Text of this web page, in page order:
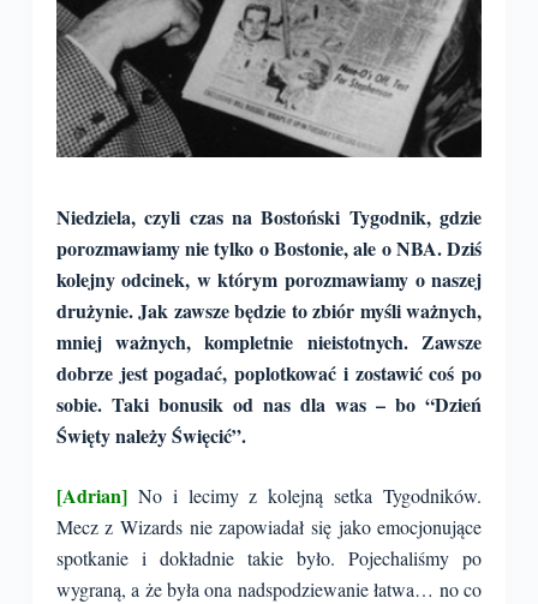
Niedziela, czyli czas na Bostoński Tygodnik, gdzie
porozmawiamy nie tylko o Bostonie, ale o NBA. Dziś
kolejny odcinek, w którym porozmawiamy o naszej
drużynie. Jak zawsze będzie to zbiór myśli ważnych,
mniej ważnych, kompletnie nieistotnych. Zawsze
dobrze jest pogadać, poplotkować i zostawić coś po
sobie. Taki bonusik od nas dla was – bo “Dzień
Święty należy Święcić”.
[Adrian]No i lecimy z kolejną setka Tygodników.
Mecz z Wizards nie zapowiadał się jako emocjonujące
spotkanie i dokładnie takie było. Pojechaliśmy po
wygraną, a że była ona nadspodziewanie łatwa… no co